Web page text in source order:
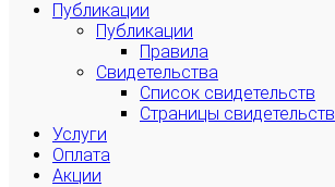
Публикации
Публикации
Правила
Свидетельства
Список свидетельств
Страницы свидетельств
Услуги
Оплата
Акции